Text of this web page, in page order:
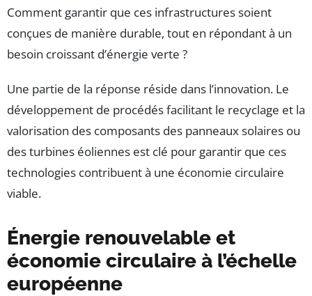
Comment garantir que ces infrastructures soient
conçues de manière durable, tout en répondant à un
besoin croissant d’énergie verte ?
Une partie de la réponse réside dans l’innovation. Le
développement de procédés facilitant le recyclage et la
valorisation des composants des panneaux solaires ou
des turbines éoliennes est clé pour garantir que ces
technologies contribuent à une économie circulaire
viable.
Énergie renouvelable et
économie circulaire à l’échelle
européenne